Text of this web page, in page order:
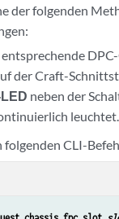
der folgenden
entsprechende
der Craft-
neben der
leuchtet.
folgenden CLI-